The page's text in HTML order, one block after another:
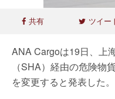
共有 ツイー
ANA Cargoは19日、上
（SHA）経由の危険物
を変更すると発表した